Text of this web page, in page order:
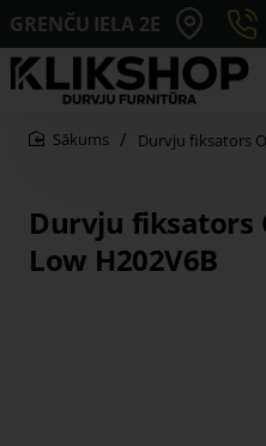
GRENČU IELA 2E
Durvju fiksators
Low H202V6B
Durvju fiksators